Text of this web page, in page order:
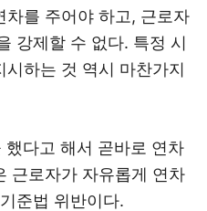
차를 주어야 하고, 근로자
강제할 수 없다. 특정 시
하는 것 역시 마찬가지
다고 해서 곧바로 연차
근로자가 자유롭게 연차
준법 위반이다.